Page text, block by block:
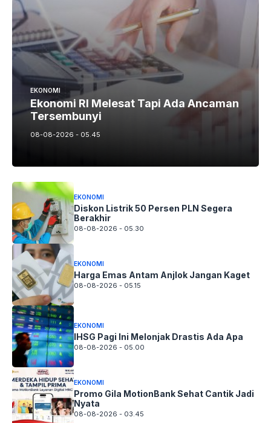
EKONOMI
Ekonomi RI Melesat Tapi Ada Ancaman
Tersembunyi
08-08-2026 - 05.45
EKONOMI
Diskon Listrik 50 Persen PLN Segera
Berakhir
08-08-2026 - 05.30
EKONOMI
Harga Emas Antam Anjlok Jangan Kaget
08-08-2026 - 05.15
EKONOMI
IHSG Pagi Ini Melonjak Drastis Ada Apa
08-08-2026 - 05.00
EKONOMI
Promo Gila MotionBank Sehat Cantik Jadi
Nyata
08-08-2026 - 03.45